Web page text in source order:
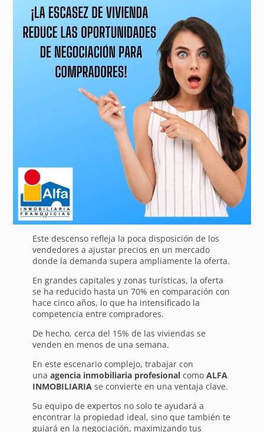
Este descenso refleja la poca disposición de los
vendedores a ajustar precios en un mercado
donde la demanda supera ampliamente la oferta.
En grandes capitales y zonas turísticas, la oferta
se ha reducido hasta un 70% en comparación con
hace cinco años, lo que ha intensificado la
competencia entre compradores.
De hecho, cerca del 15% de las viviendas se
venden en menos de una semana.
En este escenario complejo, trabajar con
una agencia inmobiliaria profesionalcomo ALFA
INMOBILIARIAse convierte en una ventaja clave.
Su equipo de expertos no solo te ayudará a
encontrar la propiedad ideal, sino que también te
guiará en la negociación, maximizando tus